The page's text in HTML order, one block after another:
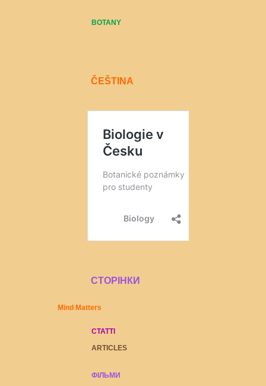
BOTANY
ČEŠTINA
СТОРІНКИ
Mind Matters
СТАТТІ
ARTICLES
ФІЛЬМИ